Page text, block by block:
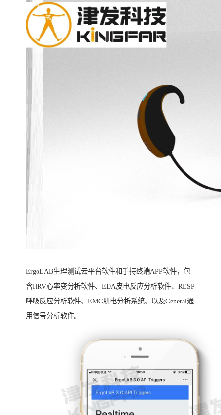
ErgoLAB生理测试云平台软件和手持终端APP软件，包
含HRV心率变分析软件、EDA皮电反应分析软件、RESP
呼吸反应分析软件、EMG肌电分析系统、以及General通
用信号分析软件。